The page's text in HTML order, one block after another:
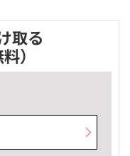
取る
）